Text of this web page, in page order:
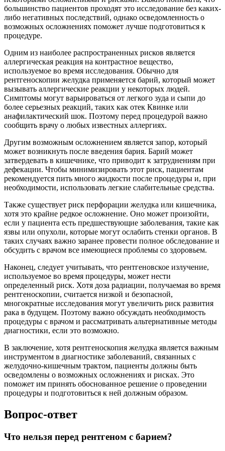
большинство пациентов проходят это исследование без каких-
либо негативных последствий, однако осведомленность о
возможных осложнениях поможет лучше подготовиться к
процедуре.
Одним из наиболее распространенных рисков является
аллергическая реакция на контрастное вещество,
используемое во время исследования. Обычно для
рентгеноскопии желудка применяется барий, который может
вызывать аллергические реакции у некоторых людей.
Симптомы могут варьироваться от легкого зуда и сыпи до
более серьезных реакций, таких как отек Квинке или
анафилактический шок. Поэтому перед процедурой важно
сообщить врачу о любых известных аллергиях.
Другим возможным осложнением является запор, который
может возникнуть после введения бария. Барий может
затвердевать в кишечнике, что приводит к затруднениям при
дефекации. Чтобы минимизировать этот риск, пациентам
рекомендуется пить много жидкости после процедуры и, при
необходимости, использовать легкие слабительные средства.
Также существует риск перфорации желудка или кишечника,
хотя это крайне редкое осложнение. Оно может произойти,
если у пациента есть предшествующие заболевания, такие как
язвы или опухоли, которые могут ослабить стенки органов. В
таких случаях важно заранее провести полное обследование и
обсудить с врачом все имеющиеся проблемы со здоровьем.
Наконец, следует учитывать, что рентгеновское излучение,
используемое во время процедуры, может нести
определенный риск. Хотя доза радиации, получаемая во время
рентгеноскопии, считается низкой и безопасной,
многократные исследования могут увеличить риск развития
рака в будущем. Поэтому важно обсуждать необходимость
процедуры с врачом и рассматривать альтернативные методы
диагностики, если это возможно.
В заключение, хотя рентгеноскопия желудка является важным
инструментом в диагностике заболеваний, связанных с
желудочно-кишечным трактом, пациенты должны быть
осведомлены о возможных осложнениях и рисках. Это
поможет им принять обоснованное решение о проведении
процедуры и подготовиться к ней должным образом.
Вопрос-ответ
Что нельзя перед рентгеном с барием?